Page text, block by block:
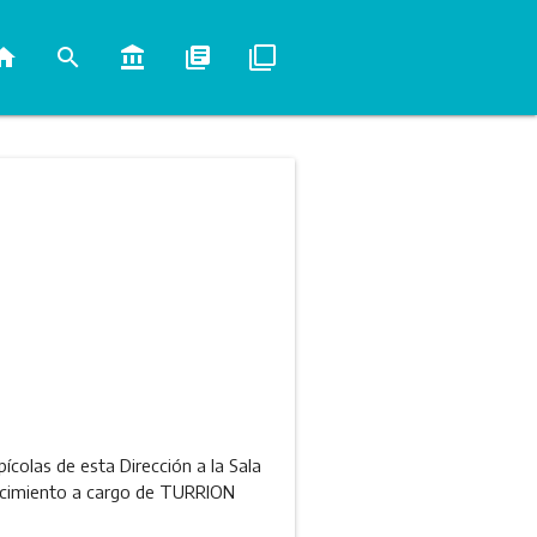
search account_balance library_books filter_none
de esta Dirección a la Sala
a cargo de TURRION